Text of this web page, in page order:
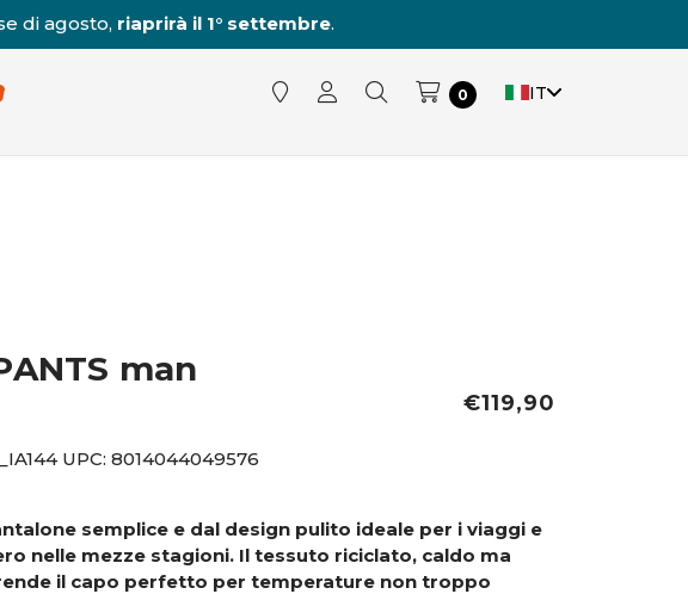
di agosto, riaprirà il 1° settembre.
0 IT
man
€119,90
UPC: 8014044049576
semplice e dal design pulito ideale per i viaggi e
nelle mezze stagioni. Il tessuto riciclato, caldo ma
il capo perfetto per temperature non troppo